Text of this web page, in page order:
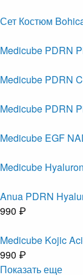
Сет Костюм
Medicube PDRN
Medicube PDRN
Medicube PDRN
Medicube EGF
Medicube
Anua PDRN
990 ₽
Medicube Kojic
990 ₽
Показать еще